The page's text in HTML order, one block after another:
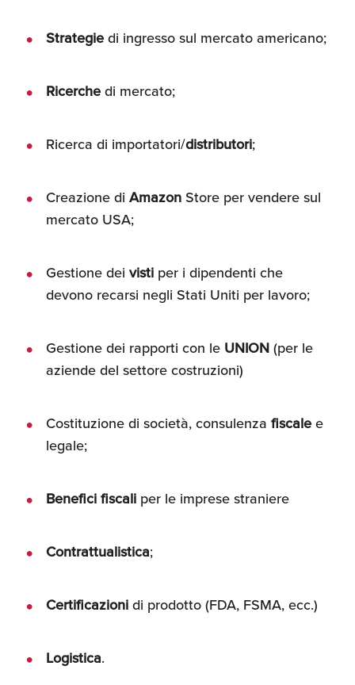
e Licenze
Strategiedi ingresso sul mercato americano;
Ricerchedi mercato;
Ricerca di importatori/distributori;
Creazione di Amazon Store per vendere sul
mercato USA;
Gestione dei visti per i dipendenti che
devono recarsi negli Stati Uniti per lavoro;
Gestione dei rapporti con le UNION(per le
aziende del settore costruzioni)
Costituzione di società, consulenza fiscalee
legale;
Benefici fiscali per le imprese straniere
Contrattualistica;
Certificazionidi prodotto (FDA, FSMA, ecc.)
Logistica.